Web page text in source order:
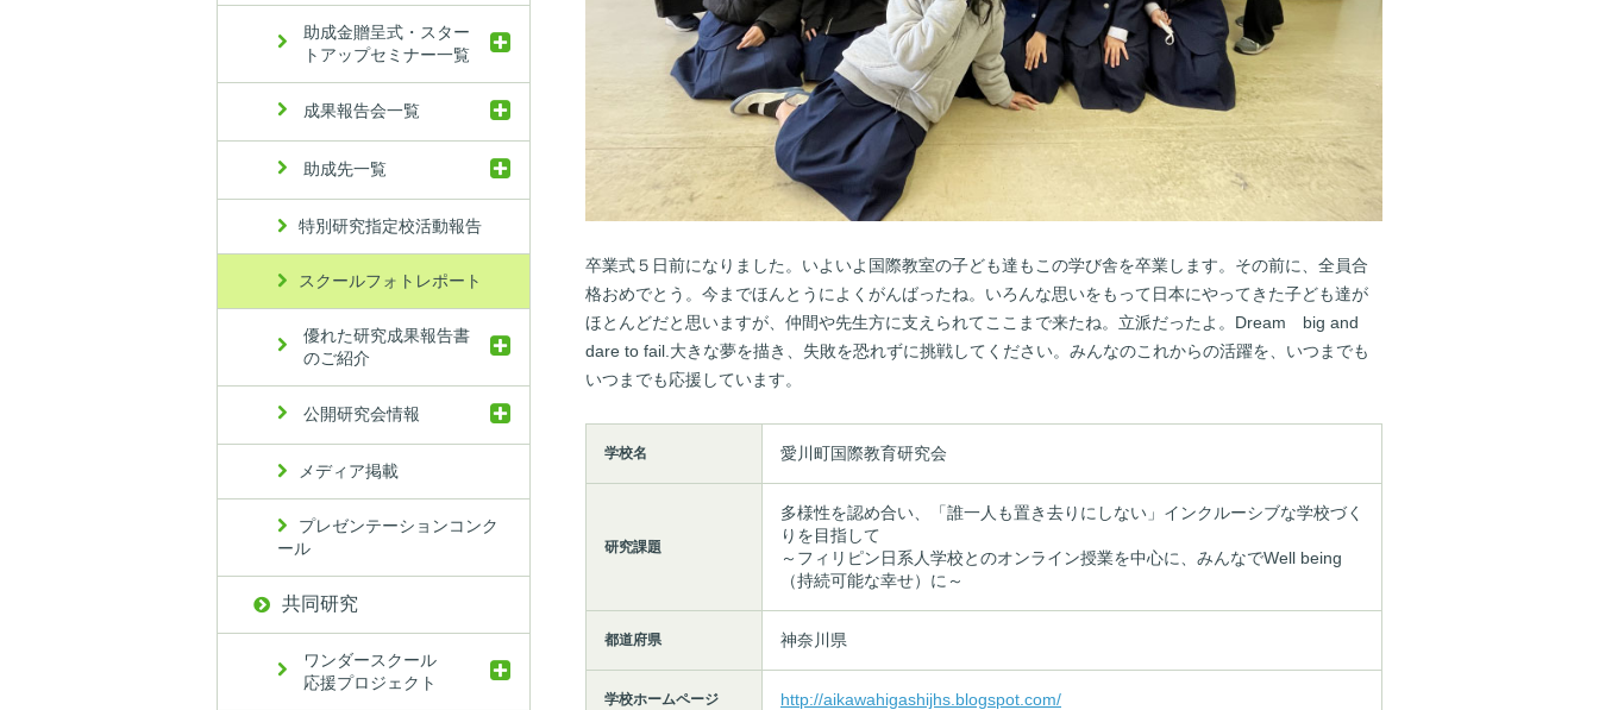
卒業式５日前になりました。いよいよ国際教室の子ども達もこの学び舎を卒業します。その前に、全員合
格おめでとう。今までほんとうによくがんばったね。いろんな思いをもって日本にやってきた子ども達が
ほとんどだと思いますが、仲間や先生方に支えられてここまで来たね。立派だったよ。Dream big and
dare to fail.大きな夢を描き、失敗を恐れずに挑戦してください。みんなのこれからの活躍を、いつまでも
いつまでも応援しています。
学校名 愛川町国際教育研究会
研究課題
多様性を認め合い、「誰一人も置き去りにしない」インクルーシブな学校づく
りを目指して
～フィリピン日系人学校とのオンライン授業を中心に、みんなでWell being
（持続可能な幸せ）に～
都道府県 神奈川県
学校ホームページ http://aikawahigashijhs.blogspot.com/
助成金贈呈式・スター
トアップセミナー一覧
成果報告会一覧
助成先一覧
特別研究指定校活動報告
スクールフォトレポート
優れた研究成果報告書
のご紹介
公開研究会情報
メディア掲載
プレゼンテーションコンク
ール
共同研究
ワンダースクール
応援プロジェクト